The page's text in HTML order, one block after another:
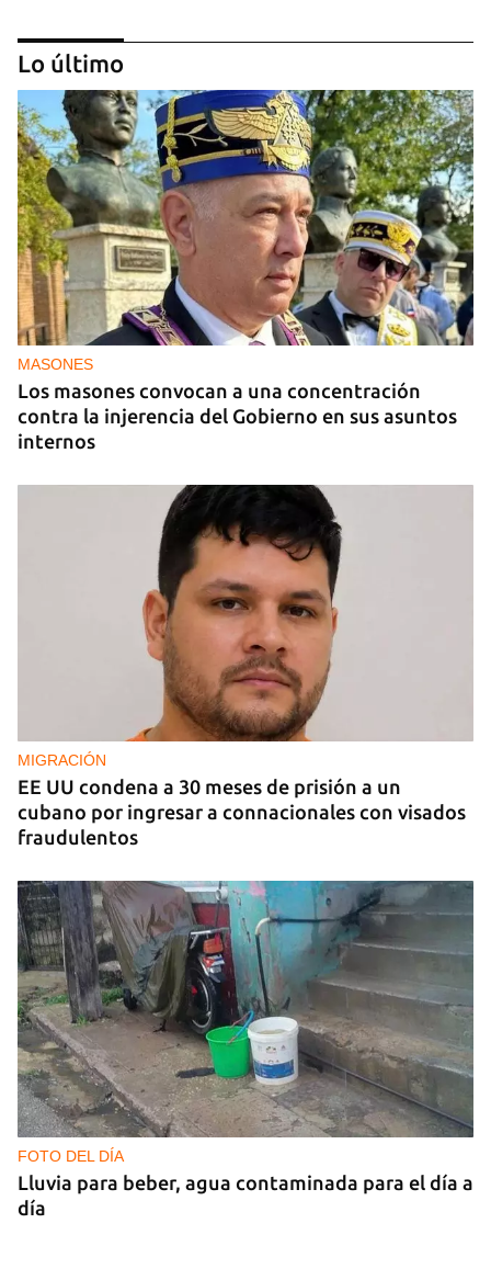
MIAMI
La hija de un diplomático castrista expulsado de
EE UU en 2003 está bajo custodia del ICE
Lo último
MASONES
Los masones convocan a una concentración
contra la injerencia del Gobierno en sus asuntos
internos
MIGRACIÓN
EE UU condena a 30 meses de prisión a un
cubano por ingresar a connacionales con visados
fraudulentos
FOTO DEL DÍA
Lluvia para beber, agua contaminada para el día a
día